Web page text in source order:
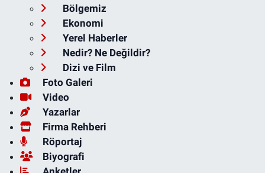
Bölgemiz
Ekonomi
Yerel Haberler
Nedir? Ne Değildir?
Dizi ve Film
Foto Galeri
Video
Yazarlar
Firma Rehberi
Röportaj
Biyografi